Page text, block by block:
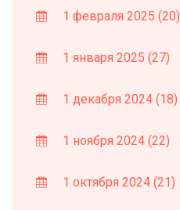
1 февраля 2025 (20)
1 января 2025 (27)
1 декабря 2024 (18)
1 ноября 2024 (22)
1 октября 2024 (21)